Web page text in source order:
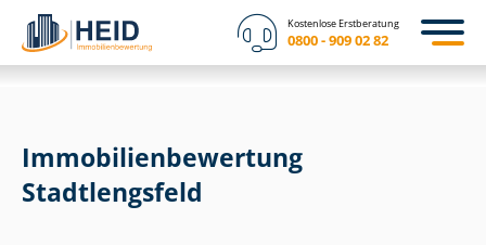
Kostenlose Erstberatung
0800 - 909 02 82
Immobilien­bewertung
Stadtlengsfeld